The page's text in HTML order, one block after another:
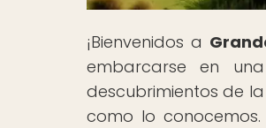
¡Bienvenidos a
embarcarse en
descubrimientos de
como lo